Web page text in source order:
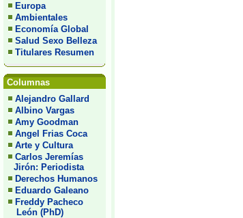
Europa
Ambientales
Economía Global
Salud Sexo Belleza
Titulares Resumen
Columnas
Alejandro Gallard
Albino Vargas
Amy Goodman
Angel Frias Coca
Arte y Cultura
Carlos Jeremías
Jirón: Periodista
Derechos Humanos
Eduardo Galeano
Freddy Pacheco
León (PhD)